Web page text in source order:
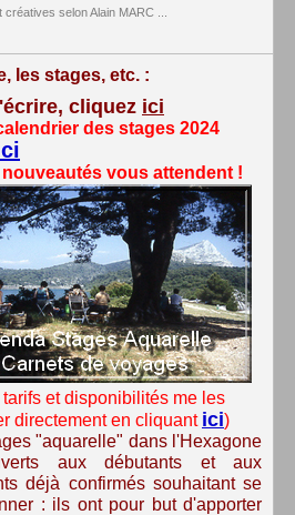
selon Alain MARC ...
les stages, etc. :
cliquez ici
des stages 2024
nouveautés vous attendent !
tarifs et disponibilités me les
directement en cliquant ici)
"aquarelle" dans l'Hexagone
aux débutants et aux
déjà confirmés souhaitant se
: ils ont pour but d'apporter